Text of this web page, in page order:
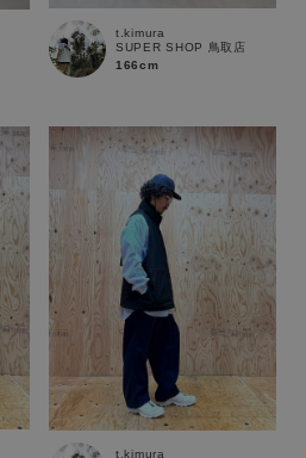
t.kimura
SUPER SHOP 鳥取店
166cm
t.kimura